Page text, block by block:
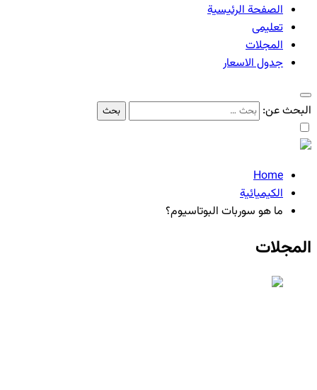
الصفحة الرئيسية
تعليمی
المجلات
جدول الاسعار
البحث عن:
Home
الكيميائية
ما هو سوربات البوتاسيوم؟
المجلات